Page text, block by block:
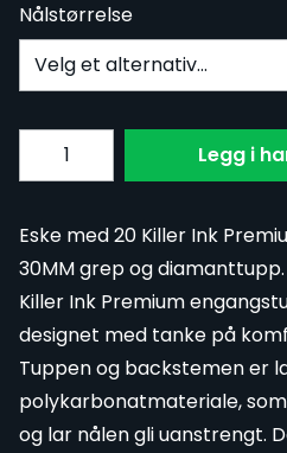
Nålstørrelse
Subscribe to back in stock
Antall Legg i
Eske med 20 Killer Ink
30MM grep og diamanttupp.
Killer Ink Premium
designet med tanke på
Tuppen og backstemen er
polykarbonatmateriale,
og lar nålen gli uanstrengt.